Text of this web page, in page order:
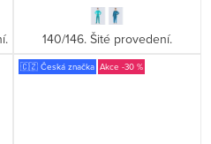
140/146. Šité provedení.
🇨🇿 Česká značka -30 %